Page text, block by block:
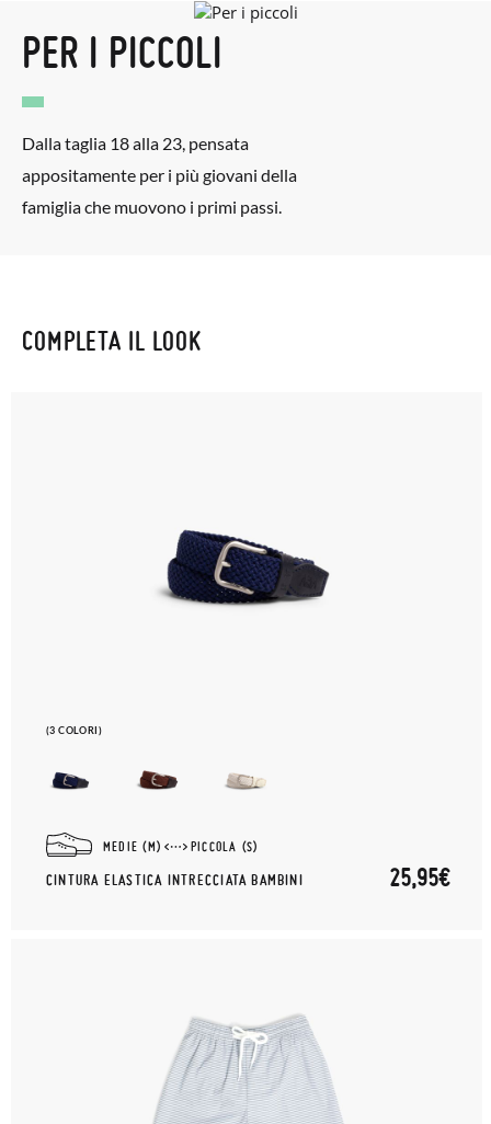
PER I PICCOLI
Dalla taglia 18 alla 23, pensata
appositamente per i più giovani della
famiglia che muovono i primi passi.
COMPLETA IL LOOK
(3 COLORI)
MEDIE (M) PICCOLA (S)
CINTURA ELASTICA INTRECCIATA BAMBINI 25,95€